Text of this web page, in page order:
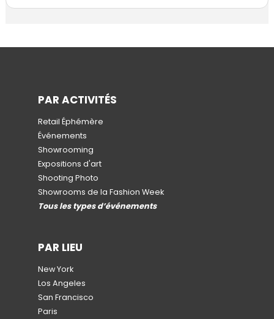
PAR ACTIVITÉS
Retail Éphémère
Événements
Showrooming
Expositions d'art
Shooting Photo
Showrooms de la Fashion Week
Tous les types d’événements
PAR LIEU
New York
Los Angeles
San Francisco
Paris